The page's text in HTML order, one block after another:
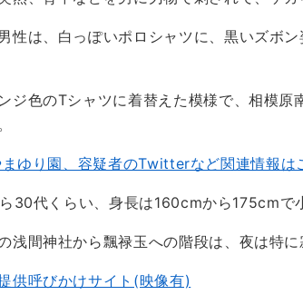
性は、白っぽいポロシャツに、黒いズボ
ジ色のTシャツに着替えた模様で、相模原
ゆり園、容疑者のTwitterなど関連情報は
30代く­らい、身長は160cmから175cmで
間神社から飄禄玉への階段は、夜は特に
供呼びかけサイト(映像有)